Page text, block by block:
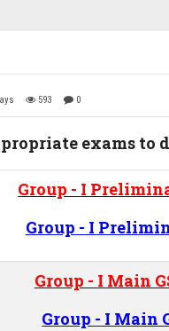
593 0
exams to
Group - I
Group - I
Group - I Main
Group - I Main